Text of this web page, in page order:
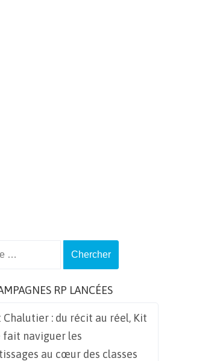
RP LANCÉES
Chalutier : du récit au réel, Kit
fait naviguer les
au cœur des classes